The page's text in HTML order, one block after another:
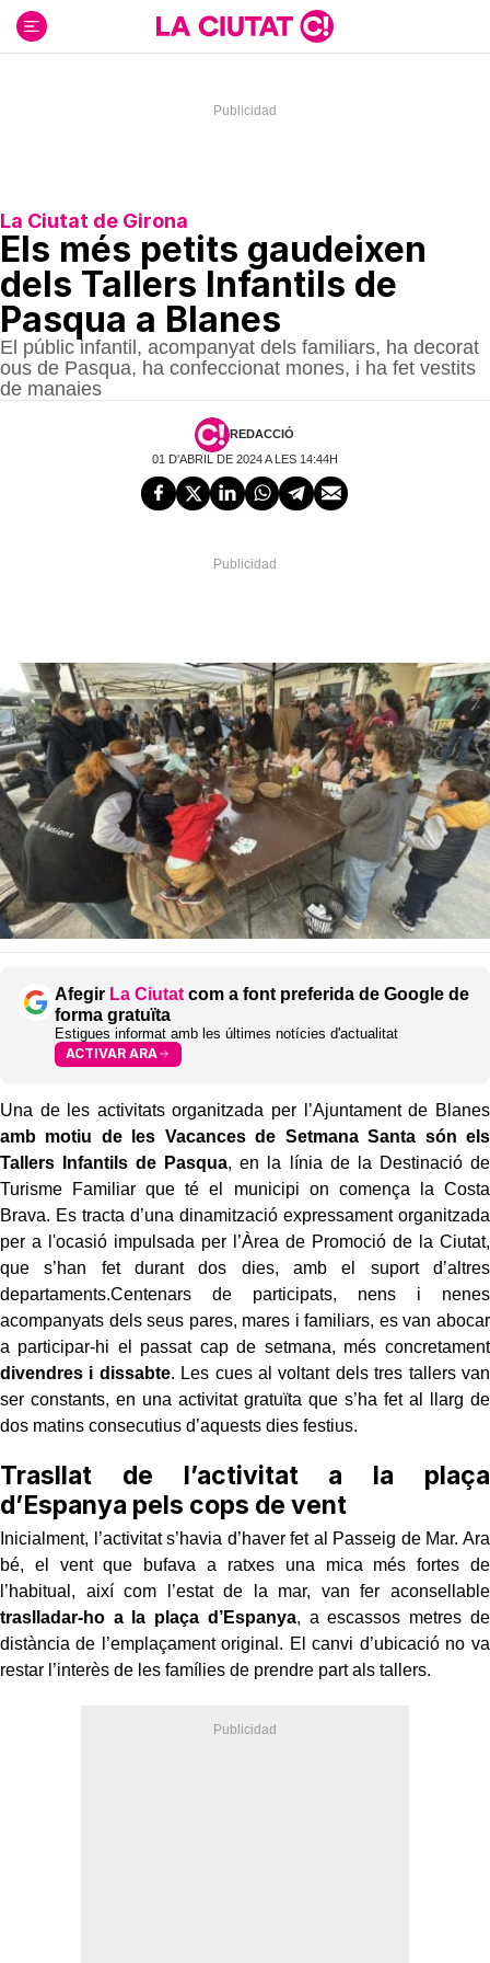
contenido
La Ciutat de Girona
Els més petits gaudeixen
dels Tallers Infantils de
Pasqua a Blanes
El públic infantil, acompanyat dels familiars, ha decorat
ous de Pasqua, ha confeccionat mones, i ha fet vestits
de manaies
REDACCIÓ
01 D'ABRIL DE 2024 A LES 14:44H
Afegir La Ciutat com a font preferida de Google de
forma gratuïta
Estigues informat amb les últimes notícies d'actualitat
ACTIVAR ARA
Una de les activitats organitzada per l’Ajuntament de Blanes
amb motiu de les Vacances de Setmana Santa són els
Tallers Infantils de Pasqua, en la línia de la Destinació de
Turisme Familiar que té el municipi on comença la Costa
Brava. Es tracta d’una dinamització expressament organitzada
per a l'ocasió impulsada per l’Àrea de Promoció de la Ciutat,
que s’han fet durant dos dies, amb el suport d’altres
departaments.Centenars de participats, nens i nenes
acompanyats dels seus pares, mares i familiars, es van abocar
a participar-hi el passat cap de setmana, més concretament
divendres i dissabte. Les cues al voltant dels tres tallers van
ser constants, en una activitat gratuïta que s’ha fet al llarg de
dos matins consecutius d’aquests dies festius.
Trasllat de l’activitat a la plaça
d’Espanya pels cops de vent
Inicialment, l’activitat s’havia d’haver fet al Passeig de Mar. Ara
bé, el vent que bufava a ratxes una mica més fortes de
l’habitual, així com l’estat de la mar, van fer aconsellable
traslladar-ho a la plaça d’Espanya, a escassos metres de
distància de l’emplaçament original. El canvi d’ubicació no va
restar l’interès de les famílies de prendre part als tallers.